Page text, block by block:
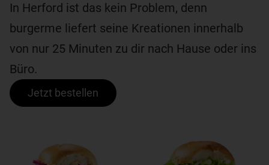
In Herford ist das kein Problem, denn
burgerme liefert seine Kreationen innerhalb
von nur 25 Minuten zu dir nach Hause oder ins
Büro.
Jetzt bestellen